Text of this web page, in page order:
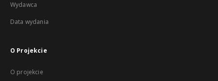
Wydawca
Data wydania
O Projekcie
O projekcie